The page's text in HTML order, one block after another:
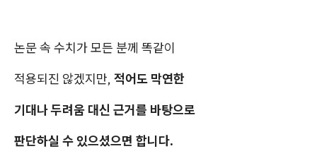
논문 속 수치가 모든 분께 똑같이
적용되진 않겠지만, 적어도 막연한
기대나 두려움 대신 근거를 바탕으로
판단하실 수 있으셨으면 합니다.